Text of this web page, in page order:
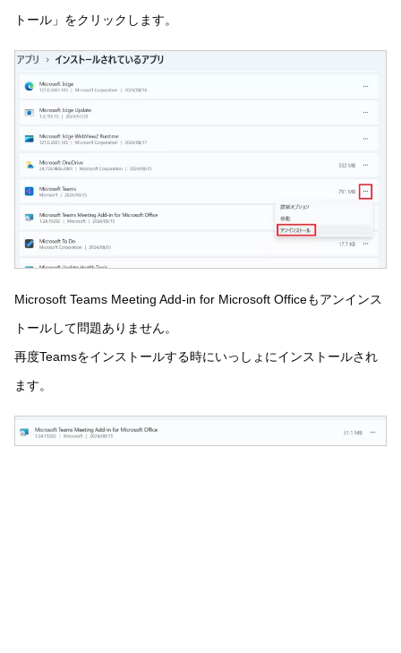
トール」をクリックします。
Microsoft Teams Meeting Add-in for Microsoft Officeもアンインス
トールして問題ありません。
再度Teamsをインストールする時にいっしょにインストールされ
ます。